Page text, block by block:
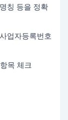
칭 등을 정확
업자등록번호
목 체크